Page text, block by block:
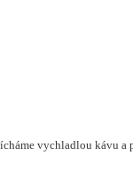
vychladlou kávu a